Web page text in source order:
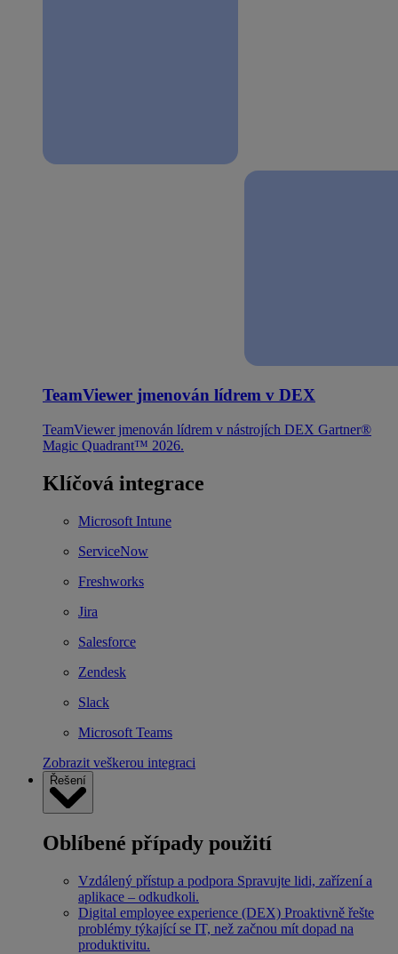
TeamViewer jmenován lídrem v DEX
TeamViewer jmenován lídrem v nástrojích DEX Gartner®
Magic Quadrant™ 2026.
Klíčová integrace
Microsoft Intune
ServiceNow
Freshworks
Jira
Salesforce
Zendesk
Slack
Microsoft Teams
Zobrazit veškerou integraci
Řešení
Oblíbené případy použití
Vzdálený přístup a podpora Spravujte lidi, zařízení a
aplikace – odkudkoli.
Digital employee experience (DEX) Proaktivně řešte
problémy týkající se IT, než začnou mít dopad na
produktivitu.